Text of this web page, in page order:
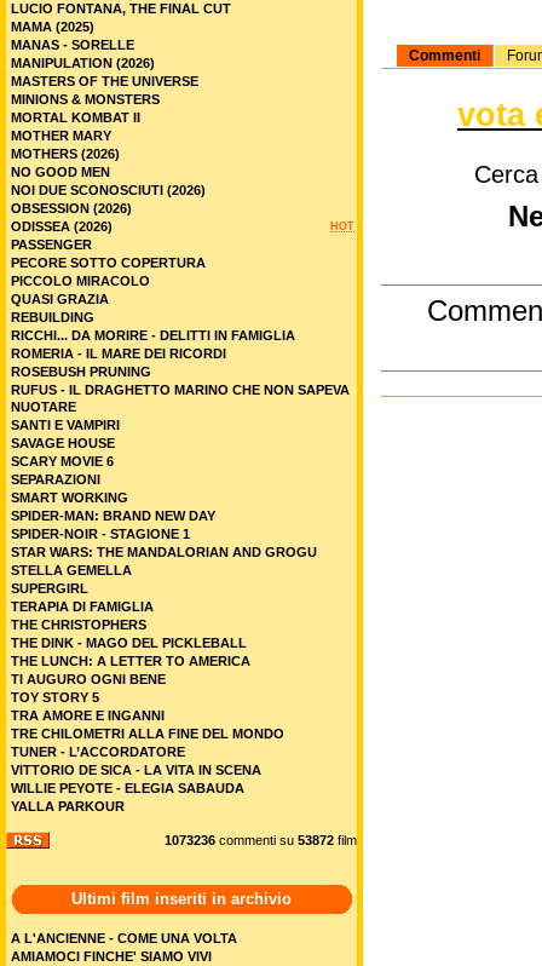
Commenti
vota
LUCIO FONTANA, THE FINAL CUT
MAMA (2025)
MANAS - SORELLE
MANIPULATION (2026)
MASTERS OF THE UNIVERSE
MINIONS & MONSTERS
MORTAL KOMBAT II
MOTHER MARY
MOTHERS (2026)
NO GOOD MEN
NOI DUE SCONOSCIUTI (2026)
OBSESSION (2026)
HOT
ODISSEA (2026)
PASSENGER
PECORE SOTTO COPERTURA
PICCOLO MIRACOLO
QUASI GRAZIA
REBUILDING
RICCHI... DA MORIRE - DELITTI IN FAMIGLIA
ROMERIA - IL MARE DEI RICORDI
ROSEBUSH PRUNING
RUFUS - IL DRAGHETTO MARINO CHE NON SAPEVA
NUOTARE
SANTI E VAMPIRI
SAVAGE HOUSE
SCARY MOVIE 6
SEPARAZIONI
SMART WORKING
SPIDER-MAN: BRAND NEW DAY
SPIDER-NOIR - STAGIONE 1
STAR WARS: THE MANDALORIAN AND GROGU
STELLA GEMELLA
SUPERGIRL
TERAPIA DI FAMIGLIA
THE CHRISTOPHERS
THE DINK - MAGO DEL PICKLEBALL
THE LUNCH: A LETTER TO AMERICA
TI AUGURO OGNI BENE
TOY STORY 5
TRA AMORE E INGANNI
TRE CHILOMETRI ALLA FINE DEL MONDO
TUNER - L’ACCORDATORE
VITTORIO DE SICA - LA VITA IN SCENA
WILLIE PEYOTE - ELEGIA SABAUDA
YALLA PARKOUR
1073236 commenti su 53872 film
Ultimi film inseriti in archivio
A L'ANCIENNE - COME UNA VOLTA
AMIAMOCI FINCHE' SIAMO VIVI